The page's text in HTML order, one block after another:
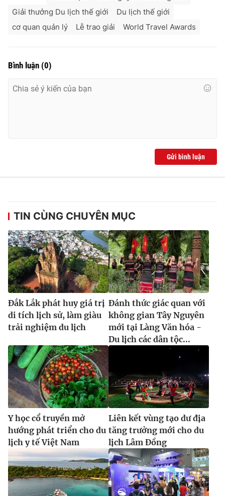
Giải thưởng Du lịch thế giới
Du lịch thế giới
cơ quan quản lý
Lễ trao giải World Travel Awards
Bình luận (0)
Gửi bình luận
TIN CÙNG CHUYÊN MỤC
Đắk Lắk phát huy giá trị
di tích lịch sử, làm giàu
trải nghiệm du lịch
Đánh thức giác quan với
không gian Tây Nguyên
mới tại Làng Văn hóa -
Du lịch các dân tộc...
Y học cổ truyền mở
hướng phát triển cho du
lịch y tế Việt Nam
Liên kết vùng tạo dư địa
tăng trưởng mới cho du
lịch Lâm Đồng